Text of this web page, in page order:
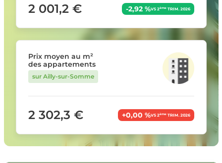
2 001,2 € -2,92 %VS 2èmeTRIM. 2026
Prix moyen au m²
des appartements
sur Ailly-sur-Somme
2 302,3 € +0,00 %VS 2èmeTRIM. 2026